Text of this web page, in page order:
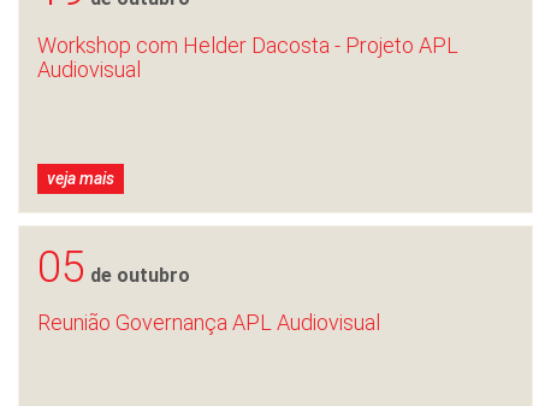
Workshop com Helder Dacosta - Projeto APL
Audiovisual
veja mais
05 de outubro
Reunião Governança APL Audiovisual